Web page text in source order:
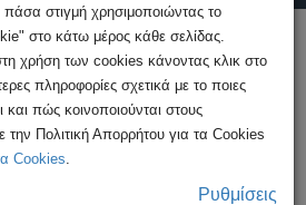
Καταγγελίας
απάτης και
ποσού ...
στιγμή χρησιμοποιώντας το
στο κάτω μέρος κάθε σελίδας.
χρήση των cookies κάνοντας κλικ στο
πληροφορίες σχετικά με το ποιες
και πώς κοινοποιούνται στους
την Πολιτική Απορρήτου για τα Cookies
Cookies.
Ρυθμίσεις